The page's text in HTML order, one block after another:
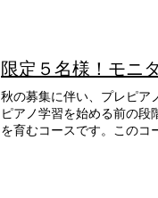
限定５名様！モニ
秋の募集に伴い、プレピア
ピアノ学習を始める前の
を育むコースです。このコ